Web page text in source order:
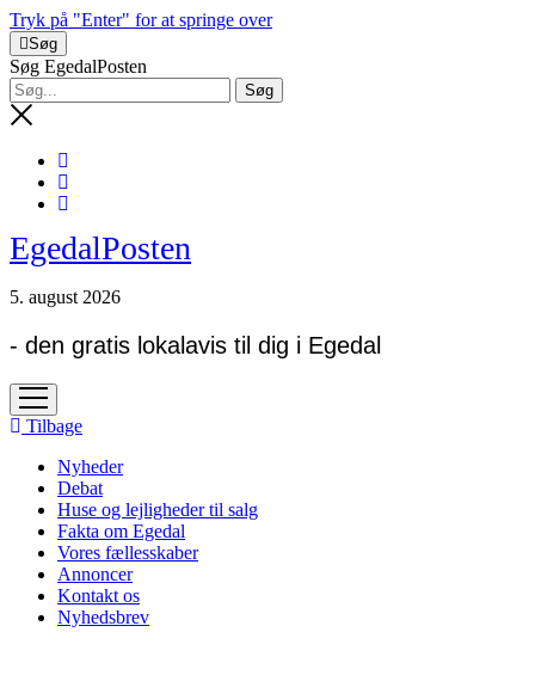
Tryk på "Enter" for at springe over
Søg
Søg EgedalPosten
EgedalPosten
5. august 2026
- den gratis lokalavis til dig i Egedal
open
menu
Tilbage
Nyheder
Debat
Huse og lejligheder til salg
Fakta om Egedal
Vores fællesskaber
Annoncer
Kontakt os
Nyhedsbrev